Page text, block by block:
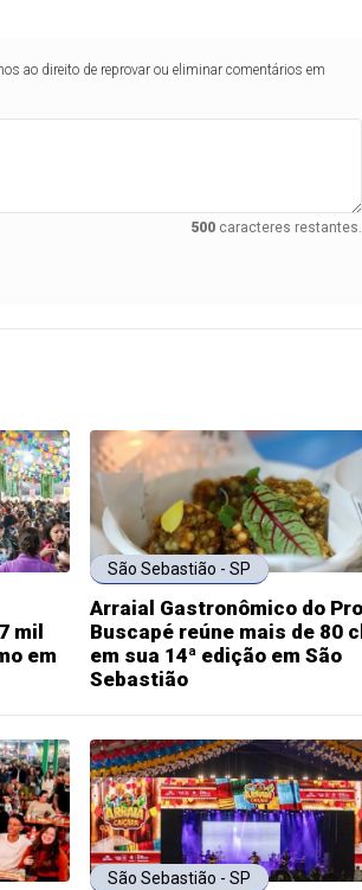
ao direito de reprovar ou eliminar comentários em
500caracteres restantes.
mil
em
São Sebastião - SP
Arraial Gastronômico do
Buscapé reúne mais de 80
em sua 14ª edição em São
Sebastião
São Sebastião - SP